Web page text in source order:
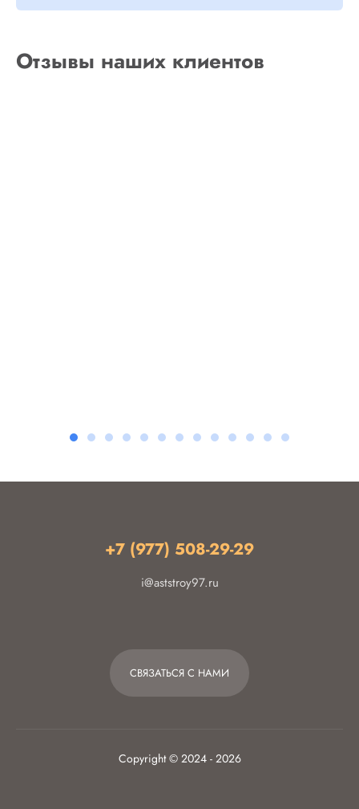
Отзывы наших клиентов
+7 (977) 508-29-29
i@aststroy97.ru
СВЯЗАТЬСЯ С НАМИ
Copyright © 2024 - 2026